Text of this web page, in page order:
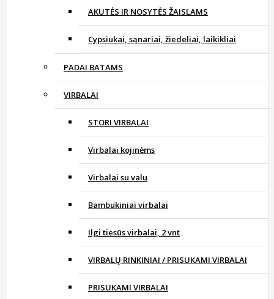
AKUTĖS IR NOSYTĖS ŽAISLAMS
Cypsiukai, sąnariai, žiedeliai, laikikliai
PADAI BATAMS
VIRBALAI
STORI VIRBALAI
Virbalai kojinėms
Virbalai su valu
Bambukiniai virbalai
Ilgi tiesūs virbalai, 2 vnt
VIRBALŲ RINKINIAI / PRISUKAMI VIRBALAI
PRISUKAMI VIRBALAI